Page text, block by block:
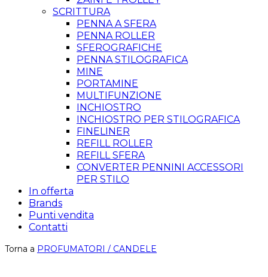
SCRITTURA
PENNA A SFERA
PENNA ROLLER
SFEROGRAFICHE
PENNA STILOGRAFICA
MINE
PORTAMINE
MULTIFUNZIONE
INCHIOSTRO
INCHIOSTRO PER STILOGRAFICA
FINELINER
REFILL ROLLER
REFILL SFERA
CONVERTER PENNINI ACCESSORI
PER STILO
In offerta
Brands
Punti vendita
Contatti
Torna a PROFUMATORI / CANDELE